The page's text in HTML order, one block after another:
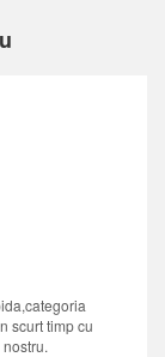
scurt timp cu